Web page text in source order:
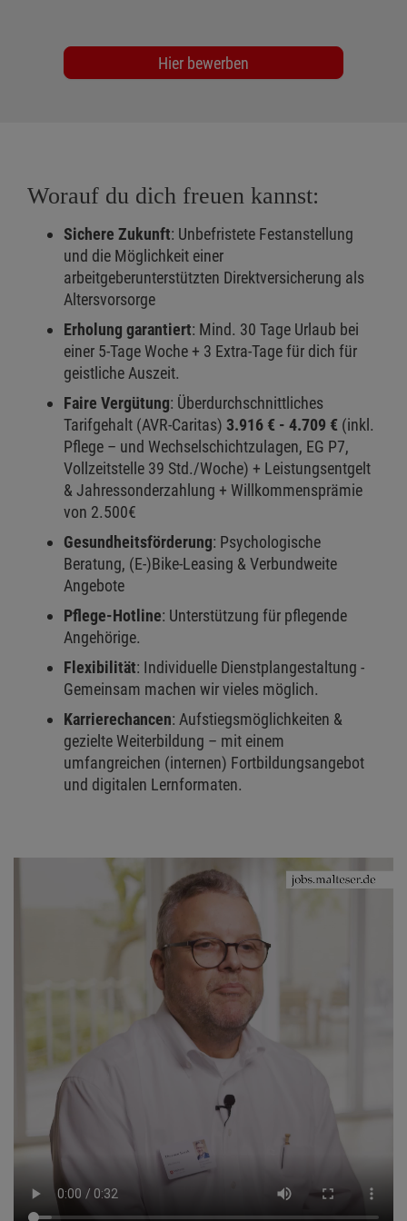
Hier bewerben
Worauf du dich freuen kannst:
Sichere Zukunft: Unbefristete Festanstellung
und die Möglichkeit einer
arbeitgeberunterstützten Direktversicherung als
Altersvorsorge
Erholung garantiert: Mind. 30 Tage Urlaub bei
einer 5-Tage Woche + 3 Extra-Tage für dich für
geistliche Auszeit.
Faire Vergütung: Überdurchschnittliches
Tarifgehalt (AVR-Caritas) 3.916 € - 4.709 € (inkl.
Pflege – und Wechselschichtzulagen, EG P7,
Vollzeitstelle 39 Std./Woche) + Leistungsentgelt
& Jahressonderzahlung + Willkommensprämie
von 2.500€
Gesundheitsförderung: Psychologische
Beratung, (E-)Bike-Leasing & Verbundweite
Angebote
Pflege-Hotline: Unterstützung für pflegende
Angehörige.
Flexibilität: Individuelle Dienstplangestaltung -
Gemeinsam machen wir vieles möglich.
Karrierechancen: Aufstiegsmöglichkeiten &
gezielte Weiterbildung – mit einem
umfangreichen (internen) Fortbildungsangebot
und digitalen Lernformaten.